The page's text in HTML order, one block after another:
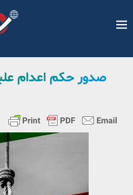
صدور حکم اعدام